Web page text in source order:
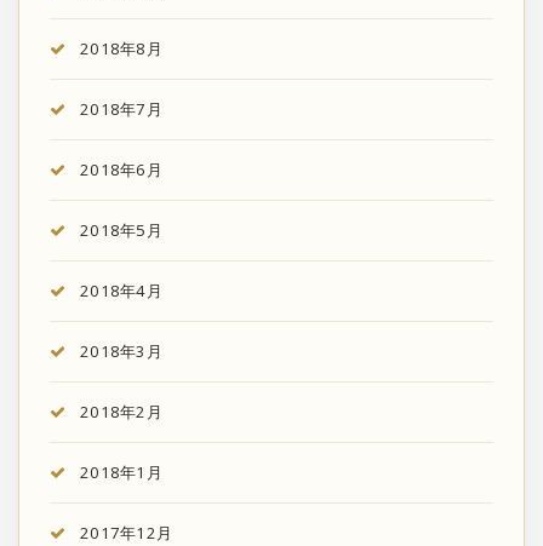
2018年8月
2018年7月
2018年6月
2018年5月
2018年4月
2018年3月
2018年2月
2018年1月
2017年12月